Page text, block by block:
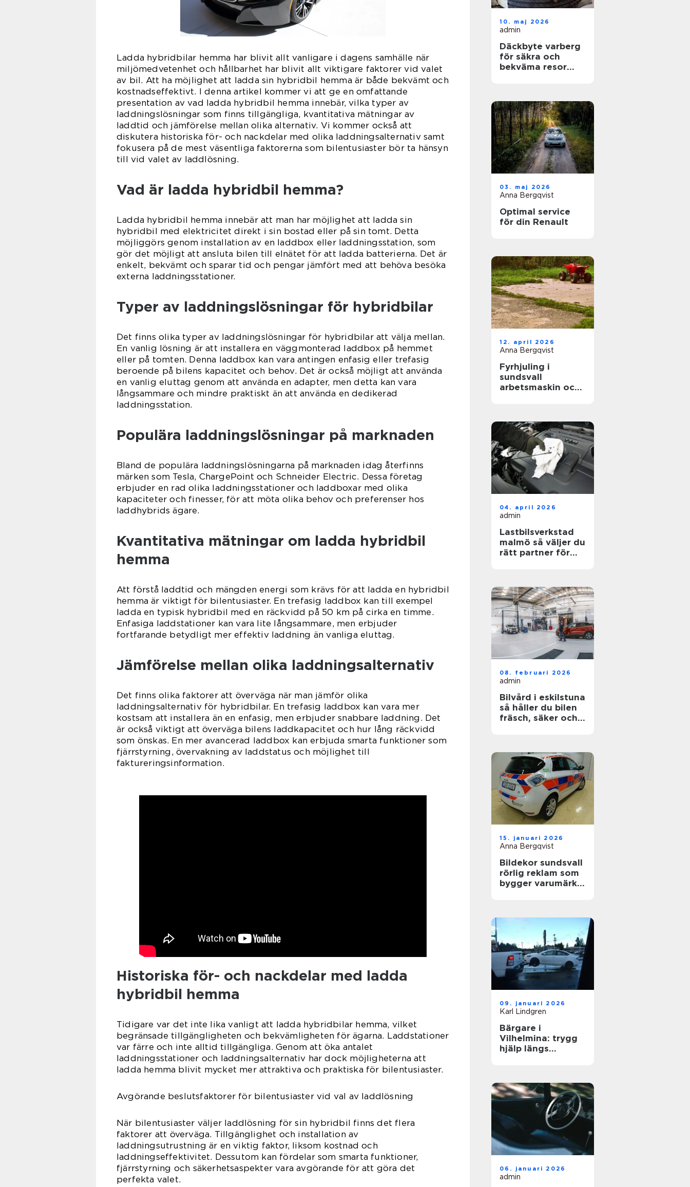
Ladda hybridbilar hemma har blivit allt vanligare i dagens samhälle när
miljömedvetenhet och hållbarhet har blivit allt viktigare faktorer vid valet
av bil. Att ha möjlighet att ladda sin hybridbil hemma är både bekvämt och
kostnadseffektivt. I denna artikel kommer vi att ge en omfattande
presentation av vad ladda hybridbil hemma innebär, vilka typer av
laddningslösningar som finns tillgängliga, kvantitativa mätningar av
laddtid och jämförelse mellan olika alternativ. Vi kommer också att
diskutera historiska för- och nackdelar med olika laddningsalternativ samt
fokusera på de mest väsentliga faktorerna som bilentusiaster bör ta hänsyn
till vid valet av laddlösning.
Vad är ladda hybridbil hemma?
Ladda hybridbil hemma innebär att man har möjlighet att ladda sin
hybridbil med elektricitet direkt i sin bostad eller på sin tomt. Detta
möjliggörs genom installation av en laddbox eller laddningsstation, som
gör det möjligt att ansluta bilen till elnätet för att ladda batterierna. Det är
enkelt, bekvämt och sparar tid och pengar jämfört med att behöva besöka
externa laddningsstationer.
Typer av laddningslösningar för hybridbilar
Det finns olika typer av laddningslösningar för hybridbilar att välja mellan.
En vanlig lösning är att installera en väggmonterad laddbox på hemmet
eller på tomten. Denna laddbox kan vara antingen enfasig eller trefasig
beroende på bilens kapacitet och behov. Det är också möjligt att använda
en vanlig eluttag genom att använda en adapter, men detta kan vara
långsammare och mindre praktiskt än att använda en dedikerad
laddningsstation.
Populära laddningslösningar på marknaden
Bland de populära laddningslösningarna på marknaden idag återfinns
märken som Tesla, ChargePoint och Schneider Electric. Dessa företag
erbjuder en rad olika laddningsstationer och laddboxar med olika
kapaciteter och finesser, för att möta olika behov och preferenser hos
laddhybrids ägare.
Kvantitativa mätningar om ladda hybridbil
hemma
Att förstå laddtid och mängden energi som krävs för att ladda en hybridbil
hemma är viktigt för bilentusiaster. En trefasig laddbox kan till exempel
ladda en typisk hybridbil med en räckvidd på 50 km på cirka en timme.
Enfasiga laddstationer kan vara lite långsammare, men erbjuder
fortfarande betydligt mer effektiv laddning än vanliga eluttag.
Jämförelse mellan olika laddningsalternativ
Det finns olika faktorer att överväga när man jämför olika
laddningsalternativ för hybridbilar. En trefasig laddbox kan vara mer
kostsam att installera än en enfasig, men erbjuder snabbare laddning. Det
är också viktigt att överväga bilens laddkapacitet och hur lång räckvidd
som önskas. En mer avancerad laddbox kan erbjuda smarta funktioner som
fjärrstyrning, övervakning av laddstatus och möjlighet till
faktureringsinformation.
Historiska för- och nackdelar med ladda
hybridbil hemma
Tidigare var det inte lika vanligt att ladda hybridbilar hemma, vilket
begränsade tillgängligheten och bekvämligheten för ägarna. Laddstationer
var färre och inte alltid tillgängliga. Genom att öka antalet
laddningsstationer och laddningsalternativ har dock möjligheterna att
ladda hemma blivit mycket mer attraktiva och praktiska för bilentusiaster.
Avgörande beslutsfaktorer för bilentusiaster vid val av laddlösning
När bilentusiaster väljer laddlösning för sin hybridbil finns det flera
faktorer att överväga. Tillgänglighet och installation av
laddningsutrustning är en viktig faktor, liksom kostnad och
laddningseffektivitet. Dessutom kan fördelar som smarta funktioner,
fjärrstyrning och säkerhetsaspekter vara avgörande för att göra det
perfekta valet.
10. maj 2026
admin
Däckbyte varberg
för säkra och
bekväma resor
03. maj 2026
Anna Bergqvist
Optimal service
för din Renault
12. april 2026
Anna Bergqvist
Fyrhjuling i
sundsvall
arbetsmaskin och
04. april 2026
admin
Lastbilsverkstad
malmö så väljer du
rätt partner för
08. februari 2026
admin
Bilvård i eskilstuna
så håller du bilen
fräsch, säker och
15. januari 2026
Anna Bergqvist
Bildekor sundsvall
rörlig reklam som
bygger varumärke
09. januari 2026
Karl Lindgren
Bärgare i
Vilhelmina: trygg
hjälp längs
06. januari 2026
admin